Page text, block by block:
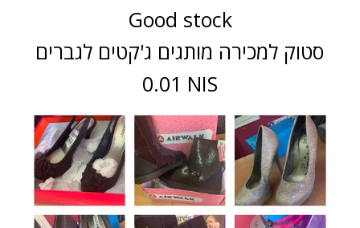
Good stock
סטוק למכירה מותגים ג'קטים לגברים
0.01 NIS